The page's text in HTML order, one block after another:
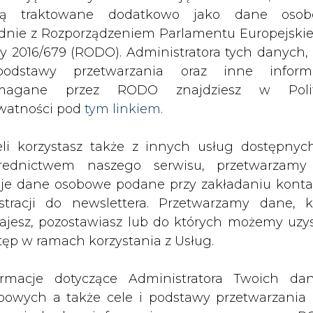
przetwarzania oraz inne
przez RODO znajdziesz w
podtym linkiem.
korzystasz także z innych usług
naszego serwisu, przetwarzamy
do newslettera. Przetwarzamy dane,
pozostawiasz lub do których możemy
w ramach korzystania z Usług.
dotyczące Administratora Twoich
a także cele i podstawy przetwarzania
w Polityce Prywatności pod
(tym linkiem). Dane zbierane na
umowę na 3 mld euro kredytu z czeskim MF celem
drukuj skomentuj udostępnij: